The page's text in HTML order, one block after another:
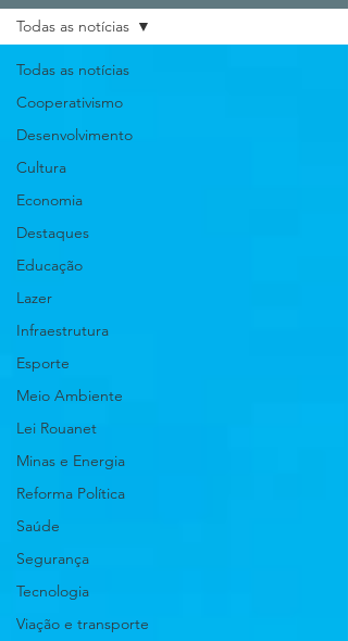
Todas as notícias
Cooperativismo
Desenvolvimento
Cultura
Economia
Destaques
Educação
Lazer
Infraestrutura
Esporte
Meio Ambiente
Lei Rouanet
Minas e Energia
Reforma Política
Saúde
Segurança
Tecnologia
Viação e transporte
Todas as notícias